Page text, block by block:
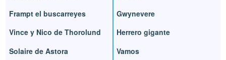
Frampt el buscarreyes
Vince y Nico de Thorolund
Solaire de Astora
Gwynevere
Herrero gigante
Vamos